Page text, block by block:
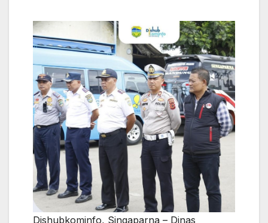
Dishubkominfo, Singaparna – Dinas